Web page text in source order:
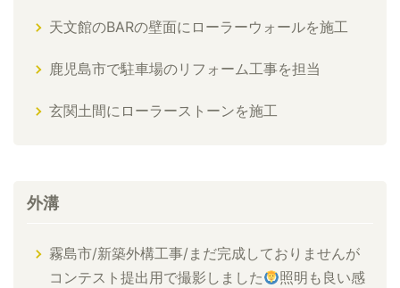
天文館のBARの壁面にローラーウォールを施工
鹿児島市で駐車場のリフォーム工事を担当
玄関土間にローラーストーンを施工
外溝
霧島市/新築外構工事/まだ完成しておりませんが
コンテスト提出用で撮影しました
照明も良い感